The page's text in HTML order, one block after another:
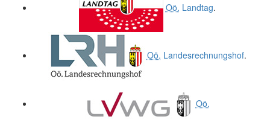
Oö. Landtag.
Oö. Landesrechnungshof.
Oö.